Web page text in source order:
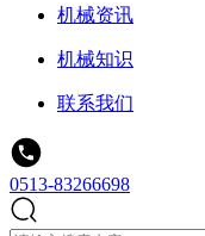
机械资讯
机械知识
联系我们
0513-83266698